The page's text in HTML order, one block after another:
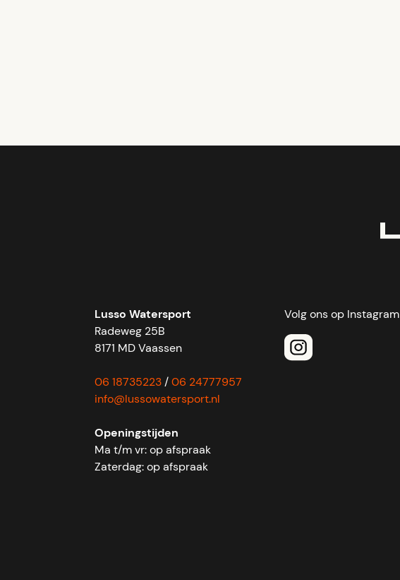
Lusso Watersport
Radeweg 25B
8171 MD Vaassen
06 18735223 /06 24777957
info@lussowatersport.nl
Openingstijden
Ma t/m vr: op afspraak
Zaterdag: op afspraak
Volg ons op Instagram